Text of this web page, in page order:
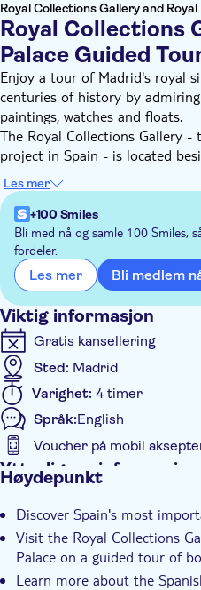
Royal Collections Gallery and
Royal Collections
Palace Guided
Enjoy a tour of Madrid's royal
centuries of history by
paintings, watches and floats.
The Royal Collections Gallery
project in Spain - is located
with an expert of art history,
the first floor is dedicated to
the Bourbons while the third is
exhibitions. An impressive
pieces will take you back to
refinement.
After this journey through time,
to the Royal Palace to
richly decorated rooms, to
the Royal Chapel or the Throne
Les mer
+100 Smiles
Bli med nå og samle 100 Smiles,
fordeler.
Les mer Bli medlem
Viktig informasjon
Gratis kansellering
Sted: Madrid
Varighet: 4 timer
Språk:English
Voucher på mobil
Ytterligere informasjon
Skip the line
Fast track
Inngangsbilletter inkludert
Høydepunkt
Discover Spain's most
Visit the Royal Collections
Palace on a guided tour of
Learn more about the